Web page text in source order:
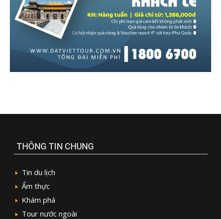
THÔNG TIN CHUNG
Tin du lịch
Ẩm thực
Khám phá
Tour nước ngoài